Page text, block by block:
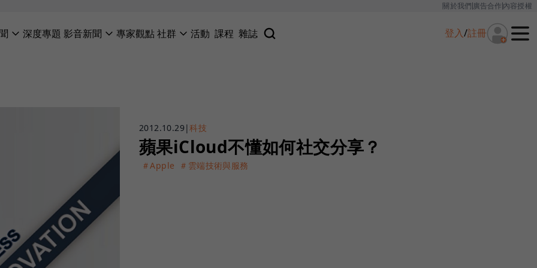
關於我們廣告合作內容授權
深度專題 影音新聞 專家觀點社群 活動 課程 雜誌 登入/註冊
2012.10.29 |科技
蘋果iCloud不懂如何社交分享？
＃Apple ＃雲端技術與服務